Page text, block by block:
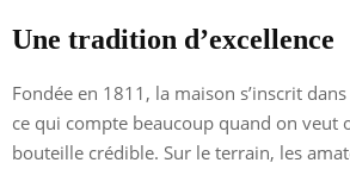
Une tradition d’excellence
Fondée en 1811, la maison s’inscrit
ce qui compte beaucoup quand on veut
bouteille crédible. Sur le terrain, les